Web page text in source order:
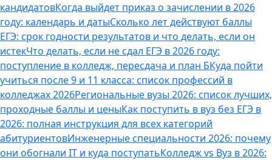
кандидатовКогда выйдет приказ о зачислении в 2026
году: календарь и датыСколько лет действуют баллы
ЕГЭ: срок годности результатов и что делать, если он
истекЧто делать, если не сдал ЕГЭ в 2026 году:
поступление в колледж, пересдача и план БКуда пойти
учиться после 9 и 11 класса: список профессий в
колледжах 2026Региональные вузы 2026: список лучших,
проходные баллы и ценыКак поступить в вуз без ЕГЭ в
2026: полная инструкция для всех категорий
абитуриентовИнженерные специальности 2026: почему
они обогнали IT и куда поступатьКолледж vs Вуз в 2026: